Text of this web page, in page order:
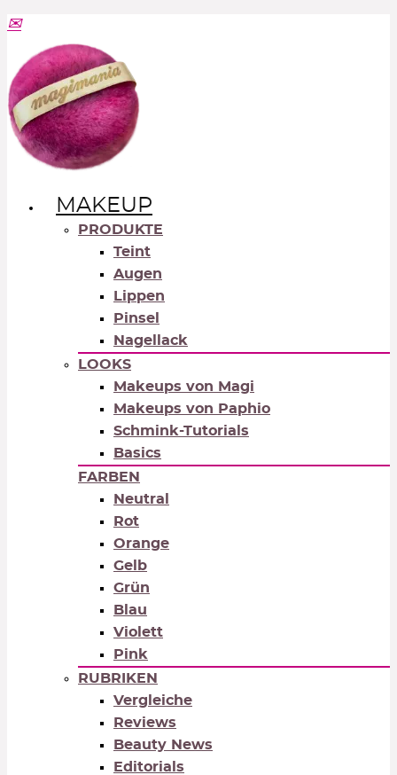
MAKEUP
PRODUKTE
Teint
Augen
Lippen
Pinsel
Nagellack
LOOKS
Makeups von Magi
Makeups von Paphio
Schmink-Tutorials
Basics
FARBEN
Neutral
Rot
Orange
Gelb
Grün
Blau
Violett
Pink
RUBRIKEN
Vergleiche
Reviews
Beauty News
Editorials